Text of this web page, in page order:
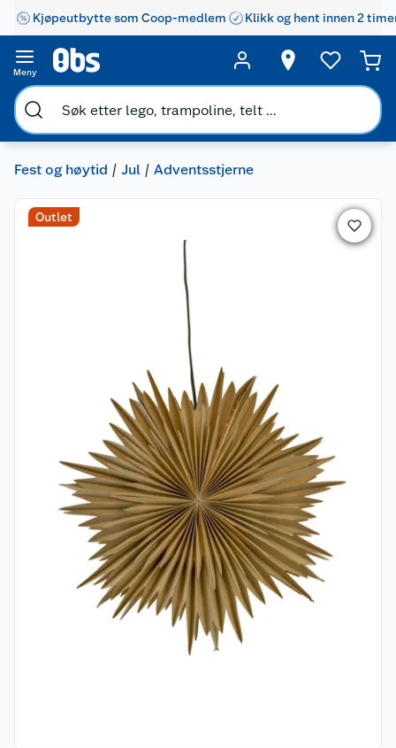
Kjøpeutbytte som Coop-medlem Klikk og hent innen 2
Meny
Fest og høytid Jul Adventsstjerne
Outlet